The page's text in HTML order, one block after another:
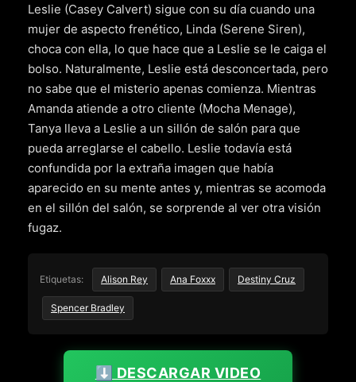
Leslie (Casey Calvert) sigue con su día cuando una
mujer de aspecto frenético, Linda (Serene Siren),
choca con ella, lo que hace que a Leslie se le caiga el
bolso. Naturalmente, Leslie está desconcertada, pero
no sabe que el misterio apenas comienza. Mientras
Amanda atiende a otro cliente (Mocha Menage),
Tanya lleva a Leslie a un sillón de salón para que
pueda arreglarse el cabello. Leslie todavía está
confundida por la extraña imagen que había
aparecido en su mente antes y, mientras se acomoda
en el sillón del salón, se sorprende al ver otra visión
fugaz.
Etiquetas: Alison Rey Ana Foxxx Destiny Cruz
Spencer Bradley
⬇️ DESCARGAR VIDEO